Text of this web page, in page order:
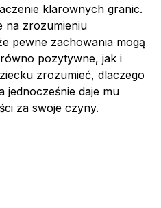
klarownych granic.
na zrozumieniu
pewne zachowania mogą
pozytywne, jak i
zrozumieć, dlaczego
jednocześnie daje mu
za swoje czyny.